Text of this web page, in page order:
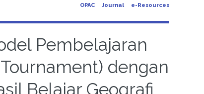
OPAC Journal e-Resources
Pembelajaran
dengan
Belajar Geografi